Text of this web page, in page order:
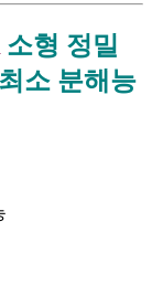
소형 정밀
소 분해능